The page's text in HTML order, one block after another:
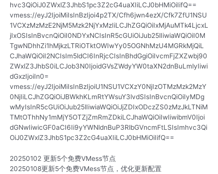
hvc3QiOiJ0ZWxlZ3JhbS1pc3Z2cG4uaXIiLCJ0bHMiOiIifQ==
vmess://eyJ2IjoiMiIsInBzIjoi4p2TX/Cfh6jwn4ezX/Cfk7ZfU1NSU
1VCXzMzMzE2NjM5Mzk2NjYxMzIiLCJhZGQiOiIxMjAuMTk4LjcxL
jIxOSIsInBvcnQiOiI0NDYxNCIsInR5cGUiOiJub25lIiwiaWQiOiI0M
TgwNDhhZi1hMjkzLTRiOTktOWIwYy05OGNhMzU4MGRkMjQiL
CJhaWQiOiI2NCIsIm5ldCI6InRjcCIsInBhdGgiOiIvcmFjZXZwbj90
ZWxlZ3JhbS0iLCJob3N0IjoidGVsZWdyYW0taXN2dnBuLmlyIiwi
dGxzIjoiIn0=
vmess://eyJ2IjoiMiIsInBzIjoiU1NSU1VCXzY0NjIzOTMzMzk2MzY
0NjIiLCJhZGQiOiJBWkhKLmRtYWsuY3lvdSIsInBvcnQiOiIyMDg
wMyIsInR5cGUiOiJub25lIiwiaWQiOiJjZDIxODczZS0zMzJkLTNiM
TMtOThhNy1mMjY5OTZjZmRmZDkiLCJhaWQiOiIwIiwibmV0Ijoi
dGNwIiwicGF0aCI6Ii9yYWNldnBuP3RlbGVncmFtLSIsImhvc3Qi
OiJ0ZWxlZ3JhbS1pc3Z2cG4uaXIiLCJ0bHMiOiIifQ==
20250102 更新5个免费VMess节点
20250108更新5个免费VMess节点，优化更新配置